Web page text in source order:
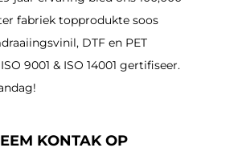
fabriek topprodukte soos
DTF en PET
9001 & ISO 14001 gertifiseer.
KONTAK OP